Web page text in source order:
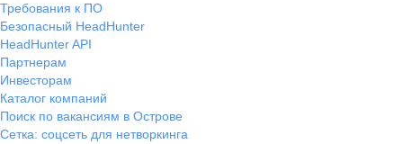
Требования к ПО
Безопасный HeadHunter
HeadHunter API
Партнерам
Инвесторам
Каталог компаний
Поиск по вакансиям в Острове
Сетка: соцсеть для нетворкинга